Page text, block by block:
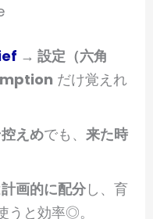
→ 設定（六角
だけ覚えれ
えめでも、 来た時
計画的に配分し、育
うと効率◎。